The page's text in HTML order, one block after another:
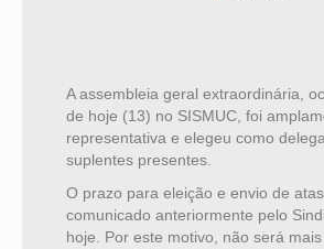
A assembleia geral extraordinária,
de hoje (13) no SISMUC, foi
representativa e elegeu como
suplentes presentes.
O prazo para eleição e envio de
comunicado anteriormente pelo
hoje. Por este motivo, não será